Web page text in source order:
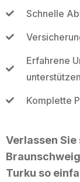
Schnelle
Erfahrene
Komplette
Verlassen
Turku so